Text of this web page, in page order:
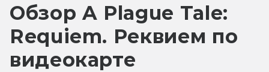
Обзор A Plague Tale:
Requiem. Реквием по
видеокарте